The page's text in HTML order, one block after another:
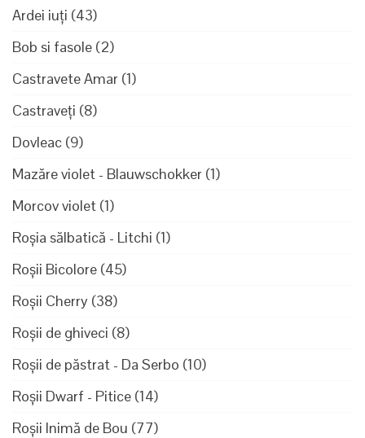
Ardei iuți (43)
Bob si fasole (2)
Castravete Amar (1)
Castraveți (8)
Dovleac (9)
Mazăre violet - Blauwschokker (1)
Morcov violet (1)
Roșia sălbatică - Litchi (1)
Roșii Bicolore (45)
Roșii Cherry (38)
Roșii de ghiveci (8)
Roșii de păstrat - Da Serbo (10)
Roșii Dwarf - Pitice (14)
Roșii Inimă de Bou (77)